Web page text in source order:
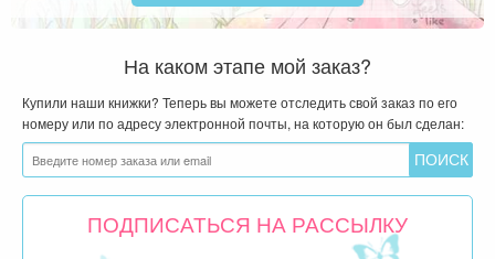
На каком этапе мой заказ?
Купили наши книжки? Теперь вы можете отследить свой заказ по его
номеру или по адресу электронной почты, на которую он был сделан:
ПОДПИСАТЬСЯ НА РАССЫЛКУ